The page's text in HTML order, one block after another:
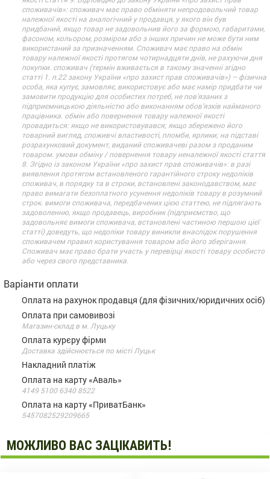
споживачів»: споживач має право обміняти непродовольчий товар
належної якості на аналогічний у продавця, у якого він був
придбаний, якщо товар не задовольнив його за формою, габаритами,
фасоном, кольором, розміром або з інших причин не може бути ним
використаний за призначенням. Споживач має право на обмін
товару належної якості протягом чотирнадцяти днів, не рахуючи дня
покупки. споживач (термін вживається в такому значенні згідно
статті 1. п.22 закону України «про захист прав споживачів») – фізична
особа, яка купує, замовляє, використовує або має намір придбати чи
замовити продукцію для особистих потреб, не пов’язаних з
підприємницькою діяльністю або виконанням обов’язків найманого
працівника. обмін або повернення товару належної якості
провадиться: якщо не використовувався; якщо збережено його
товарний вигляд, споживчі властивості, пломби, ярлики; на підставі
розрахунковий документ, виданий споживачеві разом з проданим
товаром. умови обміну / повернення товару неналежної якості стаття
8. Згідно із законом України «про захист прав споживачів»: в разі
виявлення протягом встановленого гарантійного строку недоліків
споживач, в порядку та в строки, встановлені законодавством, має
право вимагати безоплатного усунення недоліків товару в розумний
строк. вимоги споживача, передбачених цією статтею, не підлягають
задоволенню, якщо продавець, виробник (підприємство, що
задовольняє вимоги споживача, встановлені частиною першою цієї
статті) доведуть, що недоліки товару виникли внаслідок порушення
споживачем правил користування товаром або його зберігання.
Споживач має право брати участь у перевірці якості товару особисто
або через свого представника.
Варіанти оплати
Оплата на рахунок продавця (для фізичних/юридичних осіб)
Оплата при самовивозі
Магазин-склад в м. Луцьку
Оплата курєру фірми
Доставка здійснюється по місті Луцьк
Накладний платіж
Оплата на карту «Аваль»
4149 5100 6340 8522
Оплата на карту «ПриватБанк»
5457082529209665
МОЖЛИВО ВАС ЗАЦІКАВИТЬ!